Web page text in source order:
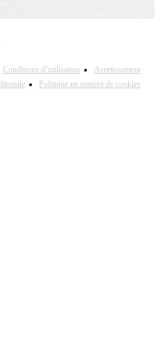
Conditions d’utilisation
Avertissement
Politique en matière de cookies